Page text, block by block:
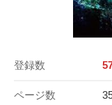
登録数
ページ数